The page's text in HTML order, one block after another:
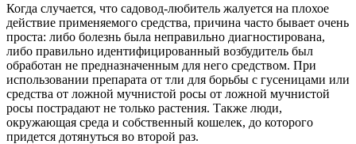
Когда случается, что садовод-любитель жалуется на плохое
действие применяемого средства, причина часто бывает очень
проста: либо болезнь была неправильно диагностирована,
либо правильно идентифицированный возбудитель был
обработан не предназначенным для него средством. При
использовании препарата от тли для борьбы с гусеницами или
средства от ложной мучнистой росы от ложной мучнистой
росы пострадают не только растения. Также люди,
окружающая среда и собственный кошелек, до которого
придется дотянуться во второй раз.